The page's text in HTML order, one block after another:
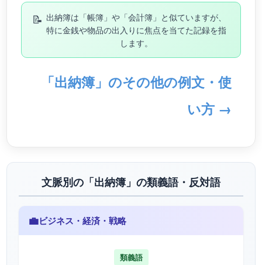
📝 出納簿は「帳簿」や「会計簿」と似ていますが、
特に金銭や物品の出入りに焦点を当てた記録を指
します。
「出納簿」のその他の例文・使
い方 →
文脈別の「出納簿」の類義語・反対語
💼ビジネス・経済・戦略
類義語